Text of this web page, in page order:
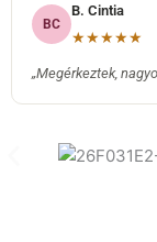
BC
B. Cintia
★★★★★
„Megérkeztek,